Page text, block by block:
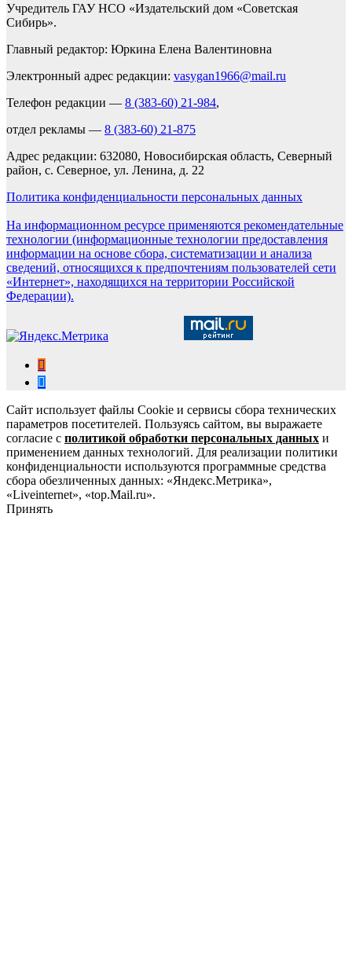
Учредитель ГАУ НСО «Издательский дом «Советская
Сибирь».
Главный редактор: Юркина Елена Валентиновна
Электронный адрес редакции: vasygan1966@mail.ru
Телефон редакции — 8 (383-60) 21-984,
отдел рекламы — 8 (383-60) 21-875
Адрес редакции: 632080, Новосибирская область, Северный
район, с. Северное, ул. Ленина, д. 22
Политика конфиденциальности персональных данных
На информационном ресурсе применяются рекомендательные
технологии (информационные технологии предоставления
информации на основе сбора, систематизации и анализа
сведений, относящихся к предпочтениям пользователей сети
«Интернет», находящихся на территории Российской
Федерации).
Сайт использует файлы Cookie и сервисы сбора технических
параметров посетителей. Пользуясь сайтом, вы выражаете
согласие с политикой обработки персональных данных и
применением данных технологий. Для реализации политики
конфиденциальности используются программные средства
сбора обезличенных данных: «Яндекс.Метрика»,
«Liveinternet», «top.Mail.ru».
Принять